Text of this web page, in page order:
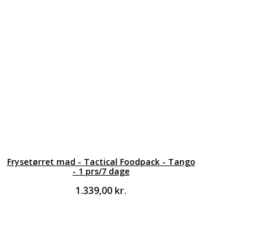
Frysetørret mad - Tactical Foodpack - Tango
- 1 prs/7 dage
1.339,00 kr.